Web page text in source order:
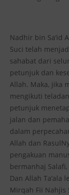
Nadhir bin Sa’id
Suci telah
sahabat dari
petunjuk dan
Allah. Maka, jika
mengikuti
petunjuk
jalan dan
dalam
Allah dan
pengakuan
bermanhaj
Dan Allah Ta’ala
Mirqah Fii Nahjis